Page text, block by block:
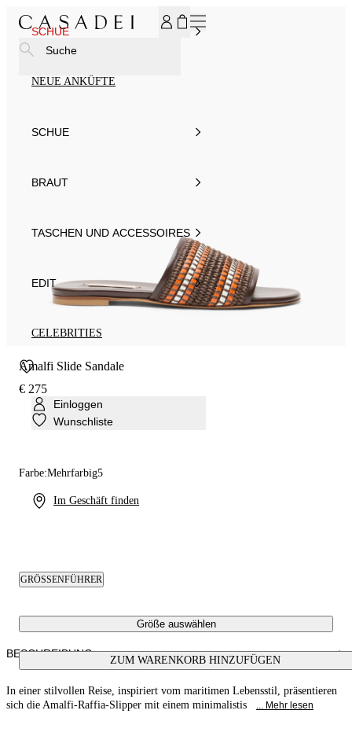
SCHUE
NEUE ANKÜFTE
SCHUE
BRAUT
TASCHEN UND ACCESSOIRES
EDIT
CELEBRITIES
Einloggen
Wunschliste
Im Geschäft finden
Suche
Amalfi Slide Sandale
€ 275
Farbe:Mehrfarbig5
GRÖSSENFÜHRER
Größe auswählen
ZUM WARENKORB HINZUFÜGEN
BESCHREIBUNG
In einer stilvollen Reise, inspiriert vom maritimen Lebensstil, präsentieren
sich die Amalfi-Raffia-Slipper mit einem minimalistis
... Mehr lesen